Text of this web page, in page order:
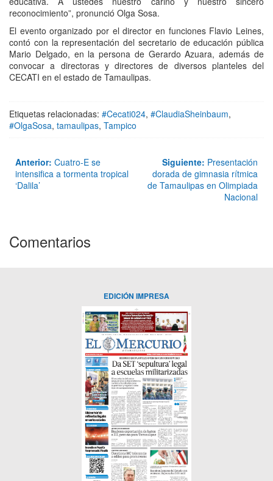
reconocimiento”, pronunció Olga Sosa.
El evento organizado por el director en funciones Flavio Leines,
contó con la representación del secretario de educación pública
Mario Delgado, en la persona de Gerardo Azuara, además de
convocar a directoras y directores de diversos planteles del
CECATI en el estado de Tamaulipas.
Etiquetas relacionadas: #Cecati024, #ClaudiaSheinbaum,
#OlgaSosa, tamaulipas, Tampico
Anterior: Cuatro-E se
intensifica a tormenta tropical
‘Dalila’
Siguiente: Presentación
dorada de gimnasia rítmica
de Tamaulipas en Olimpiada
Nacional
Comentarios
EDICIÓN IMPRESA